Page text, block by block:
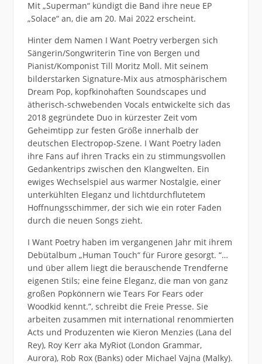
Mit „Superman“ kündigt die Band ihre neue EP
„Solace“ an, die am 20. Mai 2022 erscheint.
Hinter dem Namen I Want Poetry verbergen sich
Sängerin/Songwriterin Tine von Bergen und
Pianist/Komponist Till Moritz Moll. Mit seinem
bilderstarken Signature-Mix aus atmosphärischem
Dream Pop, kopfkinohaften Soundscapes und
ätherisch-schwebenden Vocals entwickelte sich das
2018 gegründete Duo in kürzester Zeit vom
Geheimtipp zur festen Größe innerhalb der
deutschen Electropop-Szene. I Want Poetry laden
ihre Fans auf ihren Tracks ein zu stimmungsvollen
Gedankentrips zwischen den Klangwelten. Ein
ewiges Wechselspiel aus warmer Nostalgie, einer
unterkühlten Eleganz und lichtdurchflutetem
Hoffnungsschimmer, der sich wie ein roter Faden
durch die neuen Songs zieht.
I Want Poetry haben im vergangenen Jahr mit ihrem
Debütalbum „Human Touch“ für Furore gesorgt. “…
und über allem liegt die berauschende Trendferne
eigenen Stils; eine feine Eleganz, die man von ganz
großen Popkönnern wie Tears For Fears oder
Woodkid kennt.”, schreibt die Freie Presse. Sie
arbeiten zusammen mit international renommierten
Acts und Produzenten wie Kieron Menzies (Lana del
Rey), Roy Kerr aka MyRiot (London Grammar,
Aurora), Rob Rox (Banks) oder Michael Vajna (Malky).